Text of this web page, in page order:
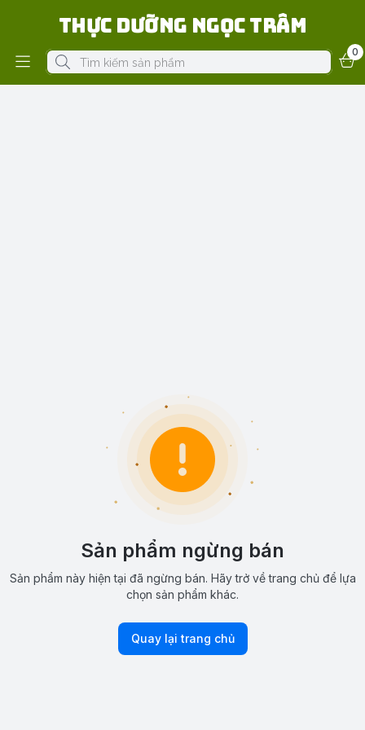
Thực Dưỡng Ngọc Trâm
0
Sản phẩm ngừng bán
Sản phẩm này hiện tại đã ngừng bán. Hãy trở về trang chủ để lựa
chọn sản phẩm khác.
Quay lại trang chủ